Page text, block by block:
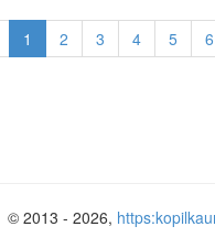
1 2 3 4 5 6
© 2013 - 2026,